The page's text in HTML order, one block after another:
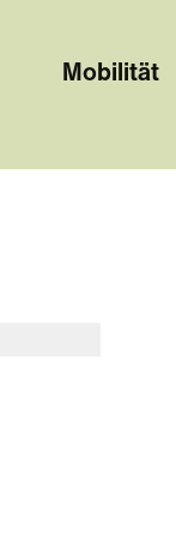
Mobilität